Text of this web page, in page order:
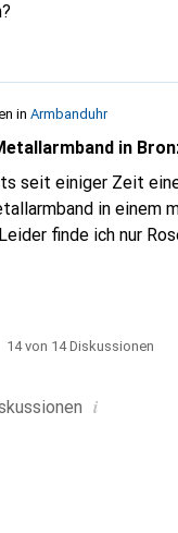
in Armbanduhr
in
seit einiger Zeit
in einem
finde ich nur
sich auch um eine
suchte ich
i
14 von 14 Diskussionen